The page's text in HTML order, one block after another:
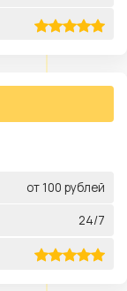
от 100 рублей
24/7